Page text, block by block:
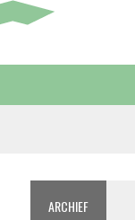
ARCHIEF